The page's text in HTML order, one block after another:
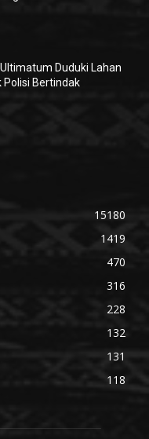
Duduki Lahan
Polisi Bertindak
15180
1419
470
316
228
132
131
118